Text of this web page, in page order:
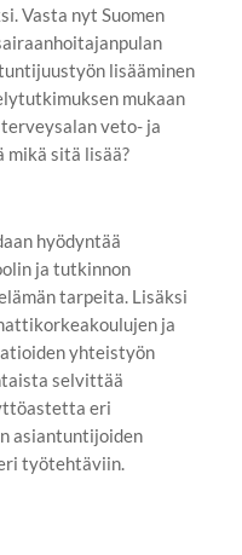
Vasta nyt Suomen
lisääminen
mukaan
veto- ja
mikä sitä lisää?
hyödyntää
ja tutkinnon
tarpeita. Lisäksi
ja
yhteistyön
selvittää
eri
asiantuntijoiden
työtehtäviin.